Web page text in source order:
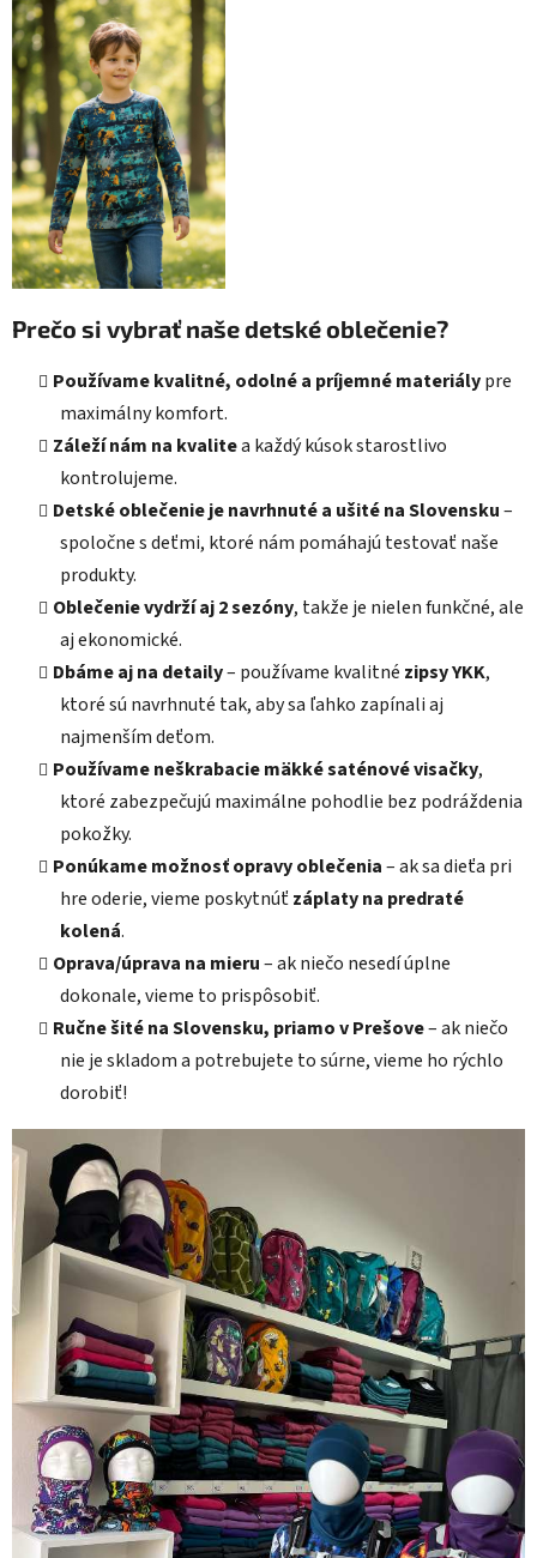
Prečo si vybrať naše detské oblečenie?
Používame kvalitné, odolné a príjemné materiálypre
maximálny komfort.
Záleží nám na kvalitea každý kúsok starostlivo
kontrolujeme.
Detské oblečenie je navrhnuté a ušité na Slovensku–
spoločne s deťmi, ktoré nám pomáhajú testovať naše
produkty.
Oblečenie vydrží aj 2 sezóny, takže je nielen funkčné, ale
aj ekonomické.
Dbáme aj na detaily– používame kvalitné zipsy YKK,
ktoré sú navrhnuté tak, aby sa ľahko zapínali aj
najmenším deťom.
Používame neškrabacie mäkké saténové visačky,
ktoré zabezpečujú maximálne pohodlie bez podráždenia
pokožky.
Ponúkame možnosť opravy oblečenia– ak sa dieťa pri
hre oderie, vieme poskytnúťzáplaty na predraté
kolená.
Oprava/úprava na mieru– ak niečo nesedí úplne
dokonale, vieme to prispôsobiť.
Ručne šité na Slovensku, priamo v Prešove– ak niečo
nie je skladom a potrebujete to súrne, vieme ho rýchlo
dorobiť!